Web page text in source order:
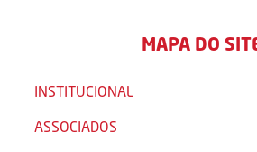
MAPA DO
INSTITUCIONAL
ASSOCIADOS